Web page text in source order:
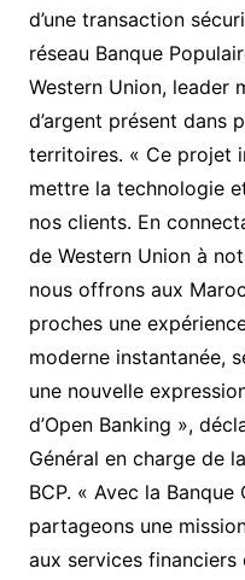
d’une transaction
réseau Banque
Western Union, leader
d’argent présent dans
territoires. « Ce projet
mettre la technologie
nos clients. En
de Western Union à
nous offrons aux
proches une
moderne instantanée,
une nouvelle
d’Open Banking »,
Général en charge de
BCP. « Avec la
partageons une
aux services